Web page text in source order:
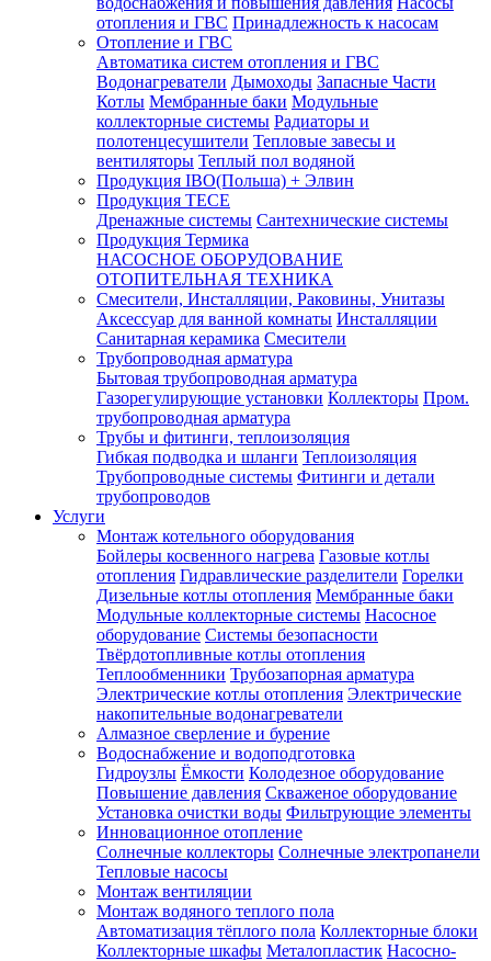
отопления и ГВС Принадлежность к насосам
Отопление и ГВС
Автоматика систем отопления и ГВС
Водонагреватели Дымоходы Запасные Части
Котлы Мембранные баки Модульные
коллекторные системы Радиаторы и
полотенцесушители Тепловые завесы и
вентиляторы Теплый пол водяной
Продукция IBO(Польша) + Элвин
Продукция TECE
Дренажные системы Сантехнические системы
Продукция Термика
НАСОСНОЕ ОБОРУДОВАНИЕ
ОТОПИТЕЛЬНАЯ ТЕХНИКА
Смесители, Инсталляции, Раковины, Унитазы
Аксессуар для ванной комнаты Инсталляции
Санитарная керамика Смесители
Трубопроводная арматура
Бытовая трубопроводная арматура
Газорегулирующие установки Коллекторы Пром.
трубопроводная арматура
Трубы и фитинги, теплоизоляция
Гибкая подводка и шланги Теплоизоляция
Трубопроводные системы Фитинги и детали
трубопроводов
Услуги
Монтаж котельного оборудования
Бойлеры косвенного нагрева Газовые котлы
отопления Гидравлические разделители Горелки
Дизельные котлы отопления Мембранные баки
Модульные коллекторные системы Насосное
оборудование Системы безопасности
Твёрдотопливные котлы отопления
Теплообменники Трубозапорная арматура
Электрические котлы отопления Электрические
накопительные водонагреватели
Алмазное сверление и бурение
Водоснабжение и водоподготовка
Гидроузлы Ёмкости Колодезное оборудование
Повышение давления Скваженое оборудование
Установка очистки воды Фильтрующие элементы
Инновационное отопление
Солнечные коллекторы Солнечные электропанели
Тепловые насосы
Монтаж вентиляции
Монтаж водяного теплого пола
Автоматизация тёплого пола Коллекторные блоки
Коллекторные шкафы Металопластик Насосно-